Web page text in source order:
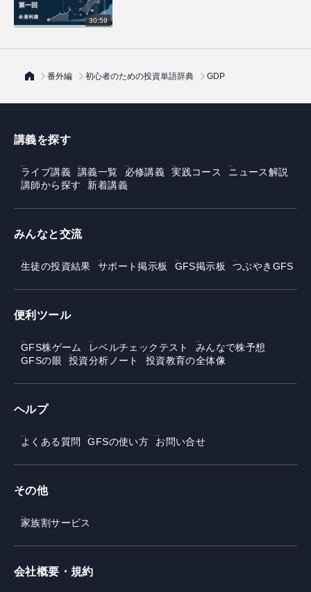
30:59
番外編 初心者のための投資単語辞典 GDP
講義を探す
ライブ講義 講義一覧 必修講義 実践コース
ニュース解説
講師から探す
新着講義
みんなと交流
生徒の投資結果 サポート掲示板 GFS掲示板 つぶやきGFS
便利ツール
GFS株ゲーム レベルチェックテスト
みんなで株予想
GFSの眼
投資分析ノート 投資教育の全体像
ヘルプ
よくある質問 GFSの使い方 お問い合せ
その他
家族割サービス
会社概要・規約